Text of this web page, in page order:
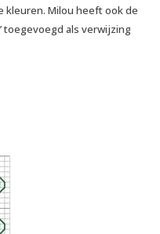
kleuren. Milou heeft ook de
toegevoegd als verwijzing